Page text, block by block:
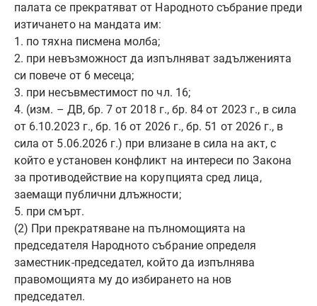
палата се прекратяват от Народното събрание преди
изтичането на мандата им:
1. по тяхна писмена молба;
2. при невъзможност да изпълняват задълженията
си повече от 6 месеца;
3. при несъвместимост по чл. 16;
4. (изм. – ДВ, бр. 7 от 2018 г., бр. 84 от 2023 г., в сила
от 6.10.2023 г., бр. 16 от 2026 г., бр. 51 от 2026 г., в
сила от 5.06.2026 г.) при влизане в сила на акт, с
който е установен конфликт на интереси по Закона
за противодействие на корупцията сред лица,
заемащи публични длъжности;
5. при смърт.
(2) При прекратяване на пълномощията на
председателя Народното събрание определя
заместник-председател, който да изпълнява
правомощията му до избирането на нов
председател.